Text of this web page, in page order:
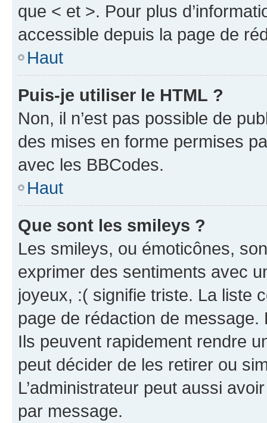
que < et >. Pour plus
accessible depuis la page de
Haut
Puis-je utiliser le HTML ?
Non, il n’est pas possible de
des mises en forme permises
avec les BBCodes.
Haut
Que sont les smileys ?
Les smileys, ou émoticônes,
exprimer des sentiments avec
joyeux, :( signifie triste. La liste
page de rédaction de
Ils peuvent rapidement rendre
peut décider de les retirer ou
L’administrateur peut aussi
par message.